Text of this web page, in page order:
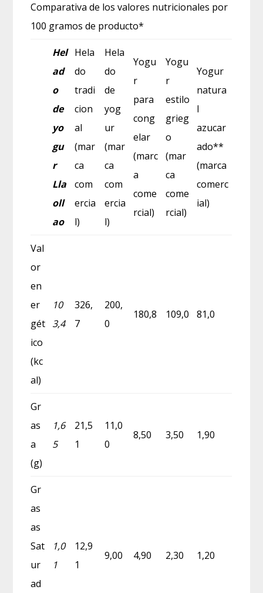
Comparativa de los valores nutricionales por
100 gramos de producto*
Hel
ad
o
de
yo
gu
r
Lla
oll
ao
Hela
do
tradi
cion
al
(mar
ca
com
ercia
l)
Hela
do
de
yog
ur
(mar
ca
com
ercia
l)
Yogu
r
para
cong
elar
(marc
a
come
rcial)
Yogu
r
estilo
grieg
o
(mar
ca
come
rcial)
Yogur
natura
l
azucar
ado**
(marca
comerc
ial)
Val
or
en
er
gét
ico
(kc
al)
10
3,4
326,
7
200,
0
180,8 109,0 81,0
Gr
as
a
(g)
1,6
5
21,5
1
11,0
0
8,50 3,50 1,90
Gr
as
as
Sat
ur
ad
1,0
1
12,9
1
9,00 4,90 2,30 1,20